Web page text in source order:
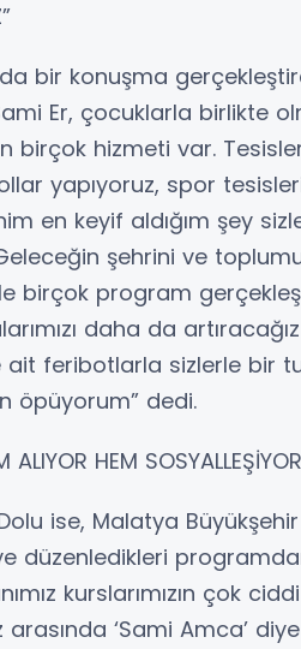
bir konuşma
Er, çocuklarla birlikte
birçok hizmeti var.
yapıyoruz, spor
en keyif aldığım şey
şehrini ve
birçok program
daha da
ait feribotlarla sizlerle bir
öpüyorum” dedi.
ALIYOR HEM SOSYALLEŞİYOR
ise, Malatya Büyükşehir
düzenledikleri
kurslarımızın çok
‘Sami Amca’